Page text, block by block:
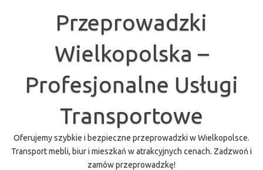
Przeprowadzki
Wielkopolska –
Profesjonalne Usługi
Transportowe
Oferujemy szybkie i bezpieczne przeprowadzki w Wielkopolsce.
Transport mebli, biur i mieszkań w atrakcyjnych cenach. Zadzwoń i
zamów przeprowadzkę!